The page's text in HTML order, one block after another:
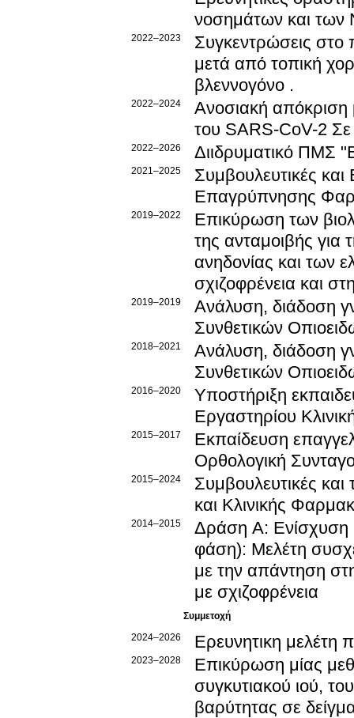
νοσημάτων και των
2022–2023
Συγκεντρώσεις στο
μετά από τοπική
βλεννογόνο .
2022–2024
Ανοσιακή απόκριση
του SARS-CoV-2 Σε
2022–2026 Διιδρυματικό ΠΜΣ
2021–2025
Συμβουλευτικές και
Επαγρύπνησης
2019–2022
Επικύρωση των
της ανταμοιβής για
ανηδονίας και των
σχιζοφρένεια και
2019–2019
Ανάλυση, διάδοση
Συνθετικών
2018–2021
Ανάλυση, διάδοση
Συνθετικών
2016–2020
Υποστήριξη
Εργαστηρίου
2015–2017
Εκπαίδευση
Ορθολογική
2015–2024
Συμβουλευτικές και
και Κλινικής
2014–2015
Δράση Α: Ενίσχυση
φάση): Μελέτη
με την απάντηση
με σχιζοφρένεια
Συμμετοχή
2024–2026
Ερευνητικη μελέτη
2023–2028
Επικύρωση μίας
συγκυτιακού ιού,
βαρύτητας σε